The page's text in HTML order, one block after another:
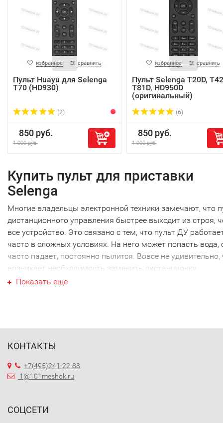
избранное сравнить
Пульт Huayu для Selenga
T70 (HD930)
(2)
850 руб.
1 000 руб.
избранное сравнить
Пульт Selenga T20D,
T81D, HD950D
(оригинальный)
(6)
850 руб.
1 000 руб.
Купить пульт для приставки
Selenga
Многие владельцы электронной техники замечают, что
дистанционного управления быстрее выходит из строя,
все устройство. Это связано с тем, что пульт ДУ
часто в сложных условиях. На него может попасть вода,
часто падает, постоянно пылится. Вовсе не удивительно,
возникает необходимость заменить дистанционку.
Ваш пульт для приставки
необходимо точно выяснить модель своей техники. Дело
определенной моделью. Ошибившись в выборе, вы
просто красивое устройство, которое не будет работать с
Selenga, желательно проконсультироваться с грамотным
Показать еще
КОНТАКТЫ
+7(495)241-22-88
1@101meshok.ru
СОЦСЕТИ